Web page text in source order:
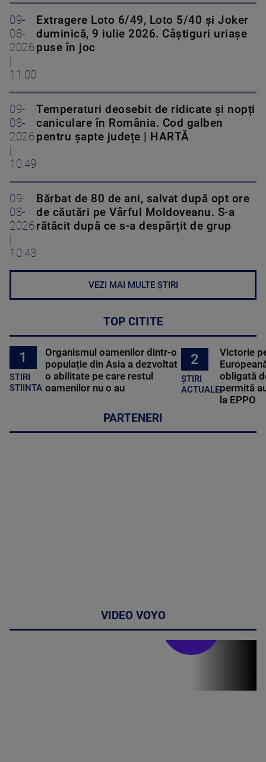
09-
08-
2026
11:00
Extragere Loto 6/49, Loto 5/40 și Joker
duminică, 9 iulie 2026. Câștiguri uriașe
puse în joc
09-
08-
2026
10:49
Temperaturi deosebit de ridicate și nopți
caniculare în România. Cod galben
pentru șapte județe | HARTĂ
09-
08-
2026
10:43
Bărbat de 80 de ani, salvat după opt ore
de căutări pe Vârful Moldoveanu. S-a
rătăcit după ce s-a despărțit de grup
VEZI MAI MULTE ȘTIRI
TOP CITITE
1
STIRI
STIINTA
Organismul oamenilor dintr-o
populație din Asia a dezvoltat
o abilitate pe care restul
oamenilor nu o au
2
ȘTIRI
ACTUALE
Victorie
obligată
permită
la EPPO
PARTENERI
VIDEO VOYO